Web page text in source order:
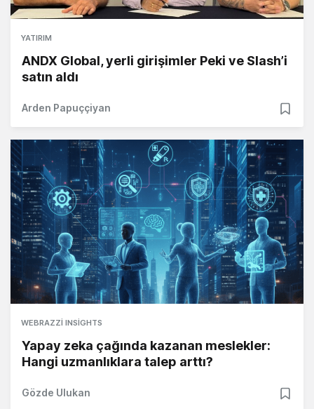
YATIRIM
ANDX Global, yerli girişimler Peki ve Slash’i
satın aldı
Arden Papuççiyan
WEBRAZZI INSIGHTS
Yapay zeka çağında kazanan meslekler:
Hangi uzmanlıklara talep arttı?
Gözde Ulukan